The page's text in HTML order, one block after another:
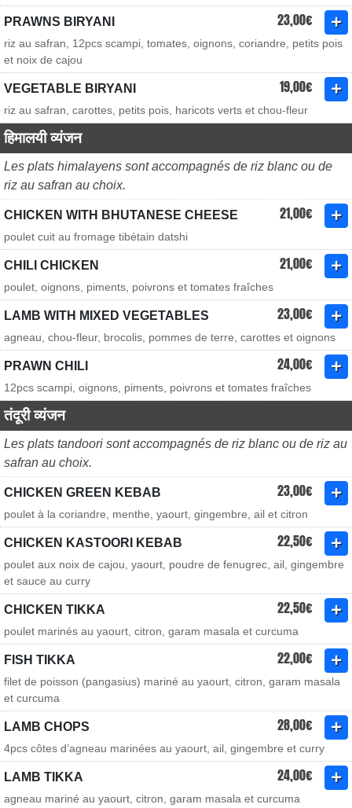
PRAWNS BIRYANI 23,00€
riz au safran, 12pcs scampi, tomates, oignons, coriandre, petits pois
et noix de cajou
VEGETABLE BIRYANI 19,00€
riz au safran, carottes, petits pois, haricots verts et chou-fleur
हिमालयी व्यंजन
Les plats himalayens sont accompagnés de riz blanc ou de
riz au safran au choix.
CHICKEN WITH BHUTANESE CHEESE 21,00€
poulet cuit au fromage tibétain datshi
CHILI CHICKEN 21,00€
poulet, oignons, piments, poivrons et tomates fraîches
LAMB WITH MIXED VEGETABLES 23,00€
agneau, chou-fleur, brocolis, pommes de terre, carottes et oignons
PRAWN CHILI 24,00€
12pcs scampi, oignons, piments, poivrons et tomates fraîches
तंदूरी व्यंजन
Les plats tandoori sont accompagnés de riz blanc ou de riz au
safran au choix.
CHICKEN GREEN KEBAB 23,00€
poulet à la coriandre, menthe, yaourt, gingembre, ail et citron
CHICKEN KASTOORI KEBAB 22,50€
poulet aux noix de cajou, yaourt, poudre de fenugrec, ail, gingembre
et sauce au curry
CHICKEN TIKKA 22,50€
poulet marinés au yaourt, citron, garam masala et curcuma
FISH TIKKA 22,00€
filet de poisson (pangasius) mariné au yaourt, citron, garam masala
et curcuma
LAMB CHOPS 28,00€
4pcs côtes d’agneau marinées au yaourt, ail, gingembre et curry
LAMB TIKKA 24,00€
agneau mariné au yaourt, citron, garam masala et curcuma